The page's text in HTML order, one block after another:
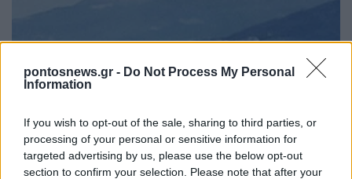
pontosnews.gr - Do Not Process My Personal
Information
If you wish to opt-out of the sale, sharing to third parties, or
processing of your personal or sensitive information for
targeted advertising by us, please use the below opt-out
section to confirm your selection. Please note that after your
ΕΛΛΑΔΑ
Θεσσαλονίκη: Πυρκαγιά σε δασική έκταση στο
Μονοπήγαδο Θέρμης
7/08/2026 - 4:41μμ